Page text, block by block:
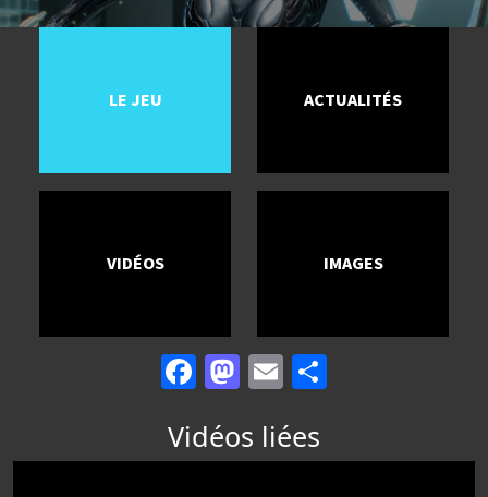
LE JEU ACTUALITÉS
VIDÉOS IMAGES
Facebook
Mastodon
Email
Vidéos liées